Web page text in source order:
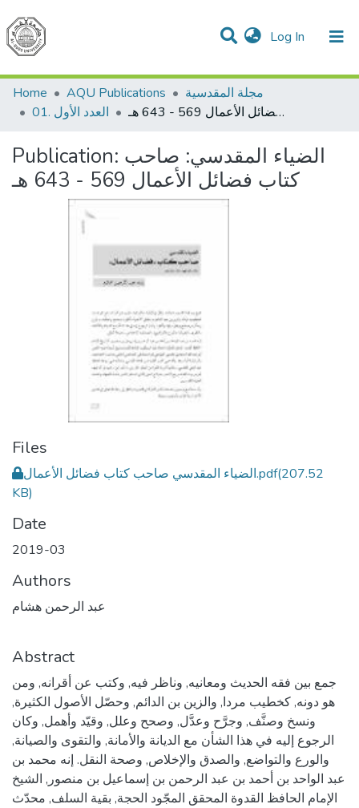
Log In (current)
Communities & Collections
All of DSpace
Home
AQU Publications
مجلة المقدسية
01. العدد الأول
الضياء المقدسي: صاحب كتاب فضائل الأعمال 569 - 643 هـ
Publication: الضياء المقدسي: صاحب
كتاب فضائل الأعمال 569 - 643 هـ
Files
الضياء المقدسي صاحب كتاب فضائل الأعمال.pdf(207.52
KB)
Date
2019-03
Authors
عبد الرحمن هشام
Abstract
جمع بين فقه الحديث ومعانيه, وناظر فيه, وكتب عن أقرانه, ومن
هو دونه, كخطيب مردا, والزين بن الدائم, وحصّل الأصول الكثيرة,
ونسخ وصنَّف, وجرَّح وعدَّل, وصحح وعلل, وقيّد وأهمل, وكان
الرجوع إليه في هذا الشأن مع الديانة والأمانة, والتقوى والصيانة,
والورع والتواضع, والصدق والإخلاص, وصحة النقل. إنه محمد بن
عبد الواحد بن أحمد بن عبد الرحمن بن إسماعيل بن منصور, الشيخ
الإمام الحافظ القدوة المحقق المجّود الحجة, بقية السلف, محدّث